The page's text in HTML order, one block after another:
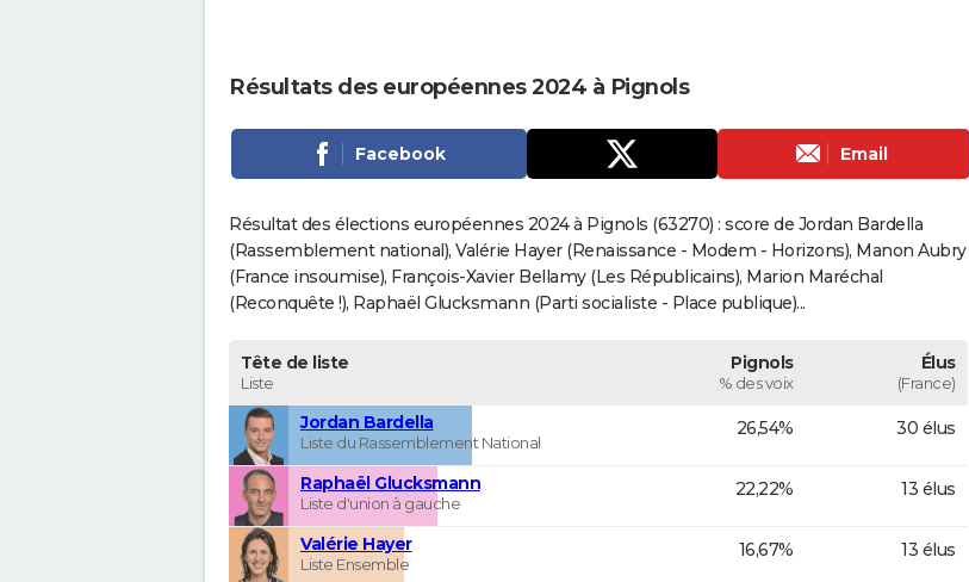
Résultats des européennes 2024 à Pignols
Facebook Email
Résultat des élections européennes 2024 à Pignols (63270) : score de Jordan Bardella
(Rassemblement national), Valérie Hayer (Renaissance - Modem - Horizons), Manon Aubry
(France insoumise), François-Xavier Bellamy (Les Républicains), Marion Maréchal
(Reconquête !), Raphaël Glucksmann (Parti socialiste - Place publique)...
Tête de liste
Liste
Pignols
% des voix
Élus
(France)
Jordan Bardella
Liste du Rassemblement National
26,54% 30 élus
Raphaël Glucksmann
Liste d'union à gauche
22,22% 13 élus
Valérie Hayer
Liste Ensemble
16,67% 13 élus